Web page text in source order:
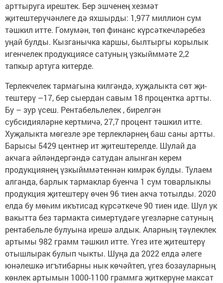
арттыруга ирештек. Бер эшченең хезмәт
җитештерүчәнлеге дә яхшырды: 1,977 миллион сум
тәшкил итте. Гомумән, төп финанс күрсәткечләребез
уңай булды. Кызганычка каршы, былтыргы корылык
игенчелек продукциясе сатуның үзкыйммәте 2,2
тапкыр артуга китерде.
Терлекчелек тармагына килгәндә, хуҗалыкта сөт җи­
тештерү –17, бер сыердан савым 18 процентка артты.
Бу – зур үсеш. Рентабельлелек , бирелгән
субсидияләрне кертмичә, 27,7 процент тәшкил итте.
Хуҗалыкта мөгезле эре терлекләрнең баш саны артты.
Барысы 5429 центнер ит җитештерелде. Шулай да
акчага әйләндергәндә сатудан алынган керем
продукциянең үзкыйммәтеннән кимрәк булды. Тулаем
алганда, барлык тармаклар буенча 1 сум товарлыклы
продукция җитештерү өчен 96 тиен акча тотылды. 2020
елда бу мөһим икътисад күрсәткече 90 тиен иде. Шул ук
вакытта без тармакта симертүдәге үгезләрне сатуның
рентабельле булуына ирешә алдык. Аларның тәүлеклек
артымы 982 грамм тәшкил итте. Үгез ите җитештерү
отышлырак булып чыкты. Шуңа да 2022 елда әлеге
юнәлешкә игътибарны нык көчәйтеп, үгез бозауларның
көнлек артымын 1000-1100 граммга җиткерүне максат